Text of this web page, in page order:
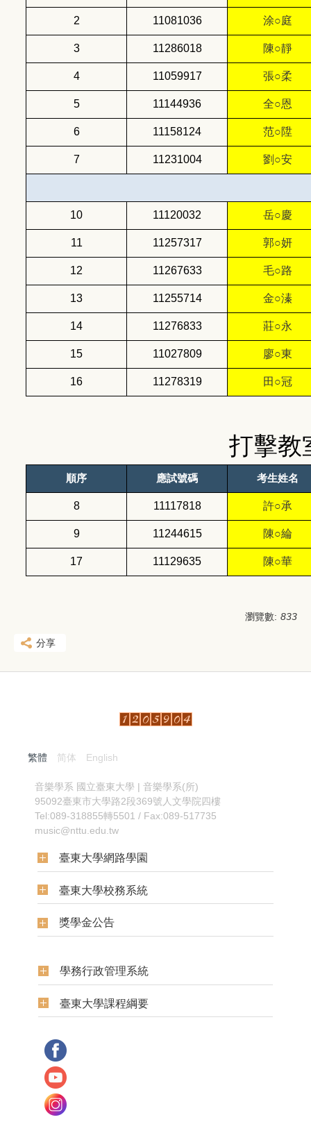
2 11081036 涂○庭
3 11286018 陳○靜
4 11059917 張○柔
5 11144936 全○恩
6 11158124 范○陞
7 11231004 劉○安
10 11120032 岳○慶
11 11257317 郭○妍
12 11267633 毛○路
13 11255714 金○溱
14 11276833 莊○永
15 11027809 廖○東
16 11278319 田○冠
打擊教
順序 應試號碼 考生姓名
8 11117818 許○承
9 11244615 陳○綸
17 11129635 陳○華
瀏覽數: 833
分享
繁體 简体
English
音樂學系 國立臺東大學 | 音樂學系(所)
95092臺東市大學路2段369號人文學院四樓
Tel:089-318855轉5501 / Fax:089-517735
music@nttu.edu.tw
臺東大學網路學園
臺東大學校務系統
獎學金公告
學務行政管理系統
臺東大學課程綱要